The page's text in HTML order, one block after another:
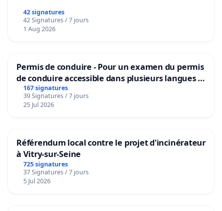
42 signatures
42 Signatures / 7 jours
1 Aug 2026
Permis de conduire - Pour un examen du permis
de conduire accessible dans plusieurs langues à
Bruxelles
167 signatures
39 Signatures / 7 jours
25 Jul 2026
Référendum local contre le projet d'incinérateur
à Vitry-sur-Seine
725 signatures
37 Signatures / 7 jours
5 Jul 2026